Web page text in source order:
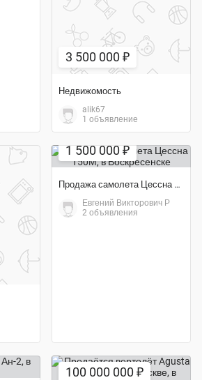
3 500 000 ₽
Недвижомость
alik67
1 объявление
1 500 000 ₽
Продажа самолета Цессна 150М
Евгений Викторович Р
2 объявления
100 000 000 ₽